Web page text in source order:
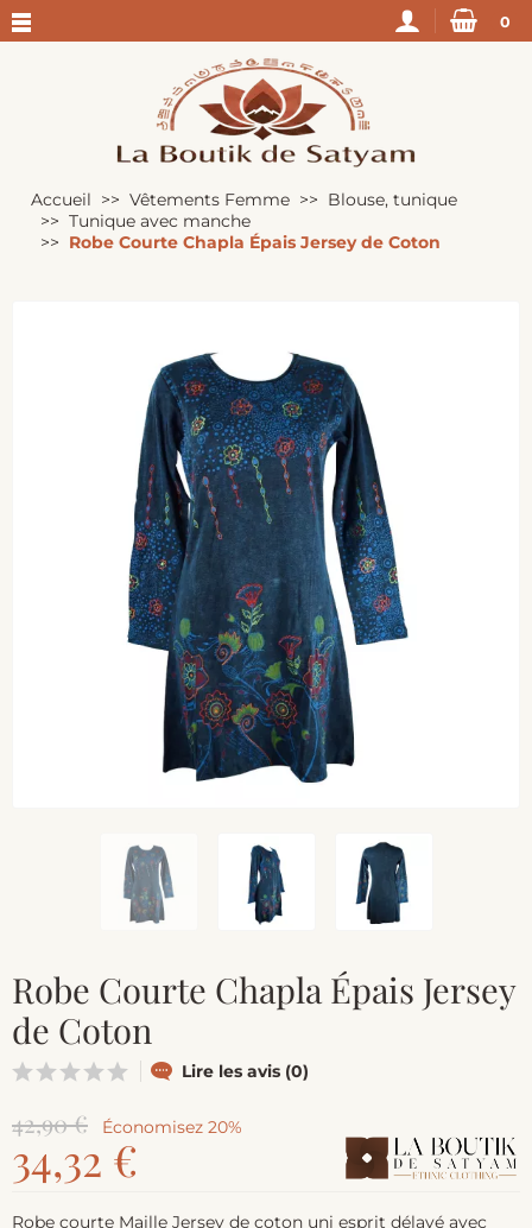
0
Accueil Vêtements Femme
Blouse, tunique
Tunique avec manche
Robe Courte Chapla Épais Jersey de Coton
Robe Courte Chapla Épais Jersey
de Coton
Lire les avis (0)
42,90 € Économisez 20%
34,32 €
Robe courte Maille Jersey de coton uni esprit délavé avec